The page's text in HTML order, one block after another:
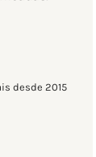
desde 2015